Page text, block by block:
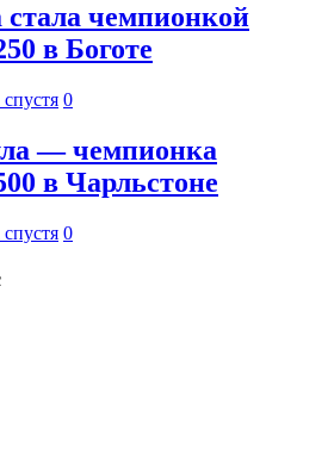
чемпионкой
в Боготе
0
— чемпионка
в Чарльстоне
0